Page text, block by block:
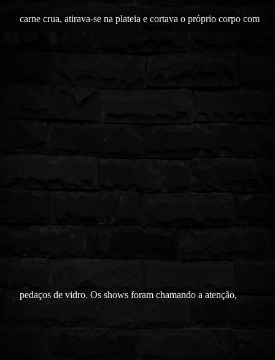
carne crua, atirava-se na plateia e cortava o próprio corpo com
pedaços de vidro. Os shows foram chamando a atenção,